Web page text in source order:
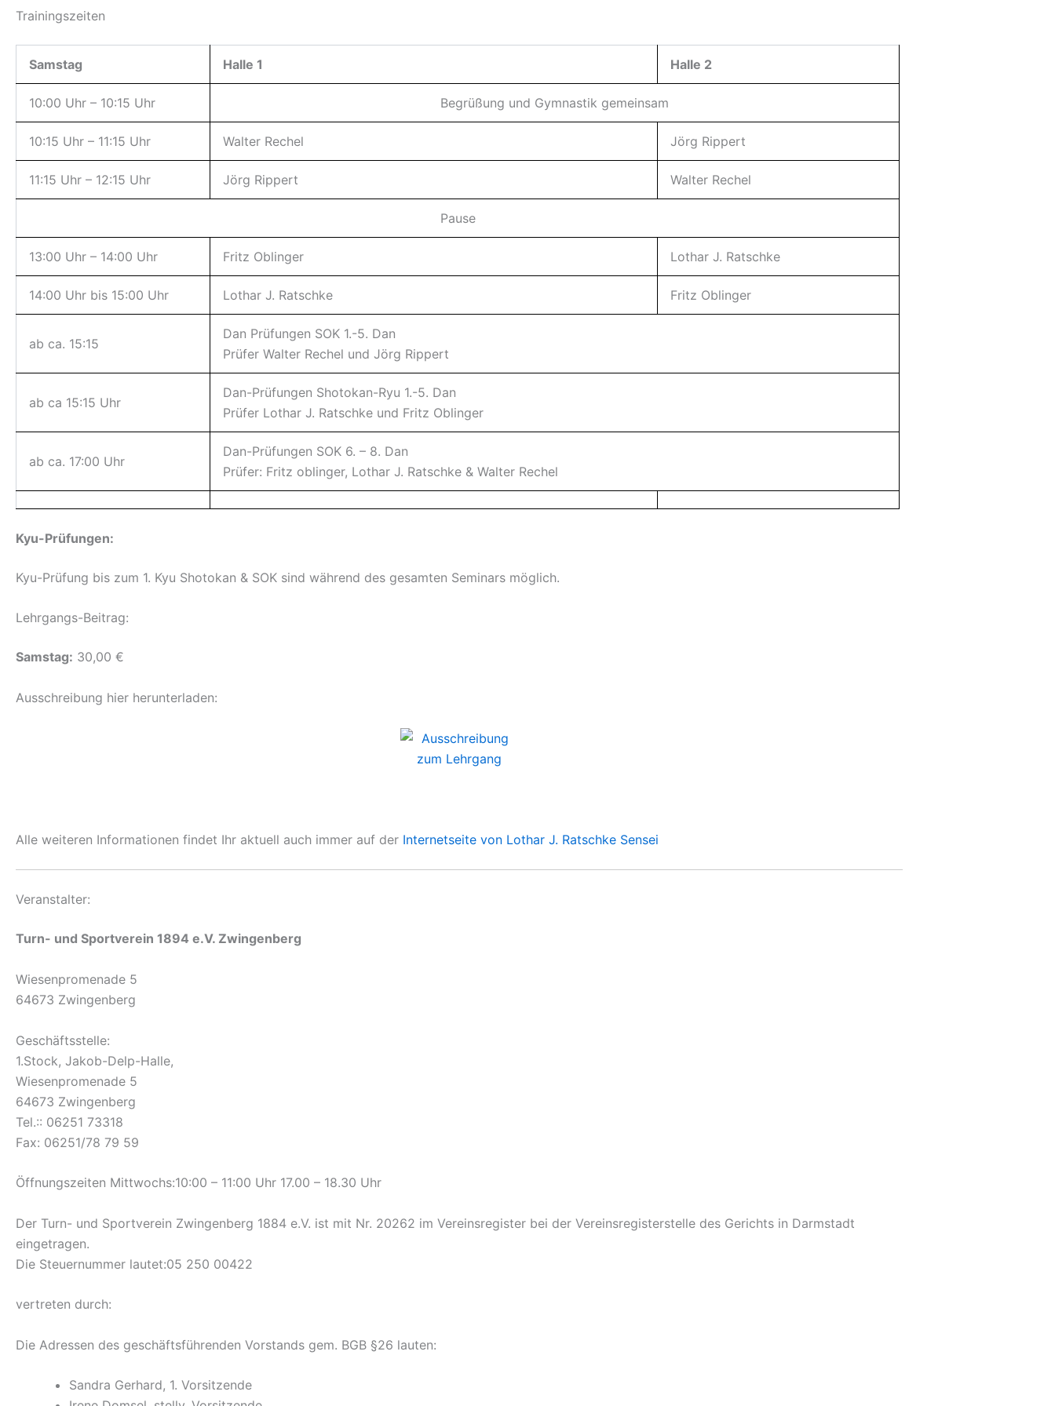
Trainingszeiten
Samstag Halle 1 Halle 2
10:00 Uhr – 10:15 Uhr Begrüßung und Gymnastik gemeinsam
10:15 Uhr – 11:15 Uhr Walter Rechel Jörg Rippert
11:15 Uhr – 12:15 Uhr Jörg Rippert Walter Rechel
Pause
13:00 Uhr – 14:00 Uhr Fritz Oblinger Lothar J. Ratschke
14:00 Uhr bis 15:00 Uhr Lothar J. Ratschke Fritz Oblinger
ab ca. 15:15
Dan Prüfungen SOK 1.-5. Dan
Prüfer Walter Rechel und Jörg Rippert
ab ca 15:15 Uhr
Dan-Prüfungen Shotokan-Ryu 1.-5. Dan
Prüfer Lothar J. Ratschke und Fritz Oblinger
ab ca. 17:00 Uhr
Dan-Prüfungen SOK 6. – 8. Dan
Prüfer: Fritz oblinger, Lothar J. Ratschke & Walter Rechel
Kyu-Prüfungen:
Kyu-Prüfung bis zum 1. Kyu Shotokan & SOK sind während des gesamten Seminars möglich.
Lehrgangs-Beitrag:
Samstag: 30,00 €
Ausschreibung hier herunterladen:
Alle weiteren Informationen findet Ihr aktuell auch immer auf der Internetseite von Lothar J. Ratschke Sensei
Veranstalter:
Turn- und Sportverein 1894 e.V. Zwingenberg
Wiesenpromenade 5
64673 Zwingenberg
Geschäftsstelle:
1.Stock, Jakob-Delp-Halle,
Wiesenpromenade 5
64673 Zwingenberg
Tel.:: 06251 73318
Fax: 06251/78 79 59
Öffnungszeiten Mittwochs:10:00 – 11:00 Uhr 17.00 – 18.30 Uhr
Der Turn- und Sportverein Zwingenberg 1884 e.V. ist mit Nr. 20262 im Vereinsregister bei der Vereinsregisterstelle des Gerichts in Darmstadt
eingetragen.
Die Steuernummer lautet:05 250 00422
vertreten durch:
Die Adressen des geschäftsführenden Vorstands gem. BGB §26 lauten:
Sandra Gerhard, 1. Vorsitzende